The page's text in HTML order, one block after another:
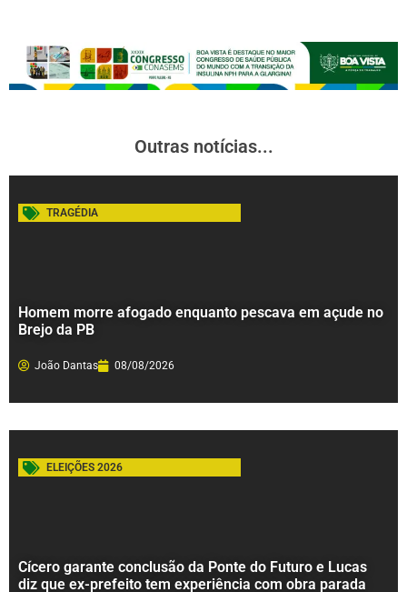
Outras notícias...
TRAGÉDIA
Homem morre afogado enquanto pescava em açude no
Brejo da PB
João Dantas 08/08/2026
ELEIÇÕES 2026
Cícero garante conclusão da Ponte do Futuro e Lucas
diz que ex-prefeito tem experiência com obra parada